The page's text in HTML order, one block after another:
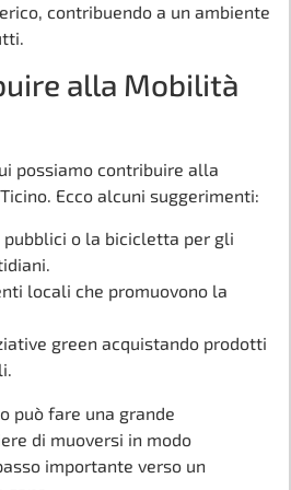
contribuendo a un ambiente
alla Mobilità
possiamo contribuire alla
Ecco alcuni suggerimenti:
o la bicicletta per gli
locali che promuovono la
green acquistando prodotti
può fare una grande
di muoversi in modo
importante verso un